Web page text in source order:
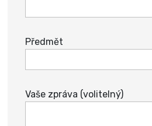
Předmět
Vaše zpráva (volitelný)